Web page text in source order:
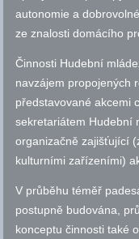
autonomie a
ze znalosti domácího
Činnosti Hudební
navzájem propojených
představované akcemi
sekretariátem Hudební
organizačně zajišťující
kulturními zařízeními)
V průběhu téměř
postupně budována,
konceptu činnosti také